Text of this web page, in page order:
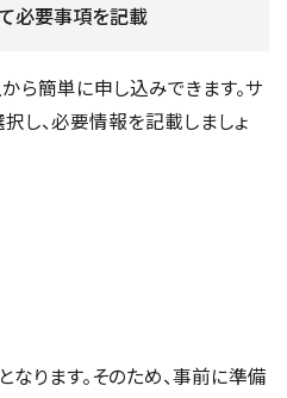
必要事項を記載
ら簡単に申し込みできます。サ
し、必要情報を記載しましょ
ります。そのため、事前に準備